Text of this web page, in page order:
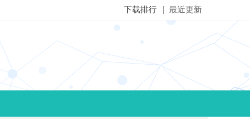
最近更新
下载排行